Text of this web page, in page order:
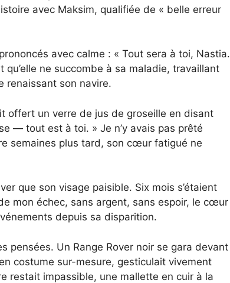
avec Maksim, qualifiée de « belle erreur
avec calme : « Tout sera à toi, Nastia.
qu’elle ne succombe à sa maladie, travaillant
renaissant son navire.
offert un verre de jus de groseille en disant
— tout est à toi. » Je n’y avais pas prêté
semaines plus tard, son cœur fatigué ne
que son visage paisible. Six mois s’étaient
mon échec, sans argent, sans espoir, le cœur
depuis sa disparition.
pensées. Un Range Rover noir se gara devant
costume sur-mesure, gesticulait vivement
restait impassible, une mallette en cuir à la